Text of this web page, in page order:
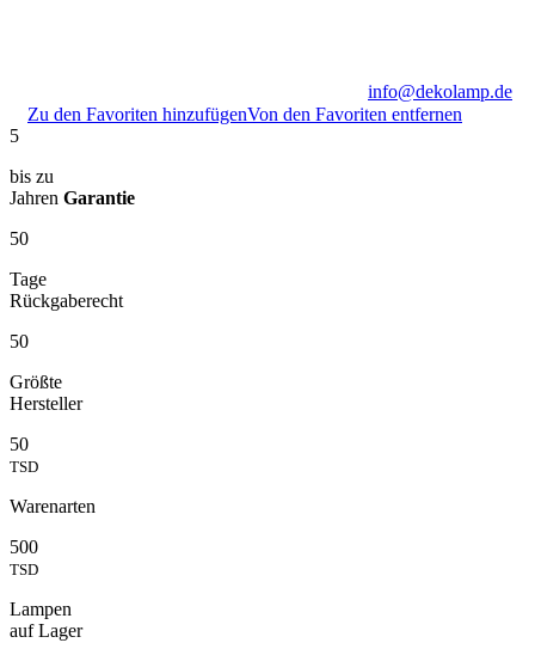
info@dekolamp.de
Zu den Favoriten hinzufügenVon den Favoriten entfernen
5
bis zu
Jahren Garantie
50
Tage
Rückgaberecht
50
Größte
Hersteller
50
TSD
Warenarten
500
TSD
Lampen
auf Lager